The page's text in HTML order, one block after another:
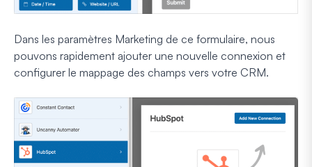
Dans les paramètres Marketing de ce formulaire, nous
pouvons rapidement ajouter une nouvelle connexion et
configurer le mappage des champs vers votre CRM.